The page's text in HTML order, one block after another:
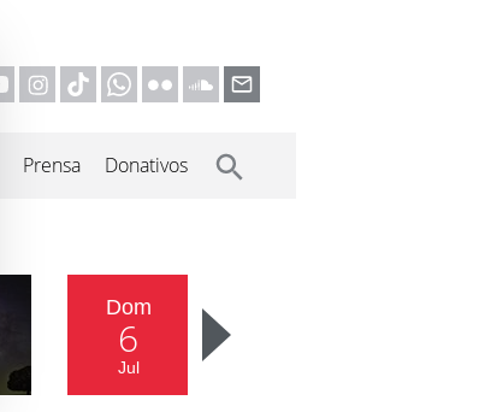
Prensa Donativos
Dom
6
Jul